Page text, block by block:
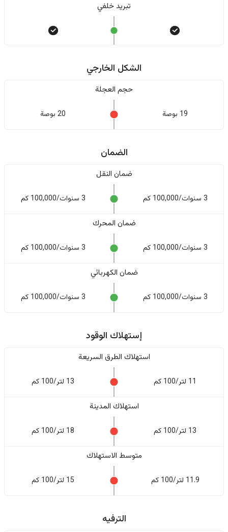
تبريد خلفي
الشكل الخارجي
حجم العجلة
19 بوصة 20 بوصة
الضمان
ضمان النقل
3 سنوات/100,000 كم 3 سنوات/100,000 كم
ضمان المحرك
3 سنوات/100,000 كم 3 سنوات/100,000 كم
ضمان الكهربائي
3 سنوات/100,000 كم 3 سنوات/100,000 كم
إستهلاك الوقود
استهلاك الطرق السريعة
11 لتر/100 كم 13 لتر/100 كم
استهلاك المدينة
13 لتر/100 كم 18 لتر/100 كم
متوسط الاستهلاك
11.9 لتر/100 كم 15 لتر/100 كم
الترفيه